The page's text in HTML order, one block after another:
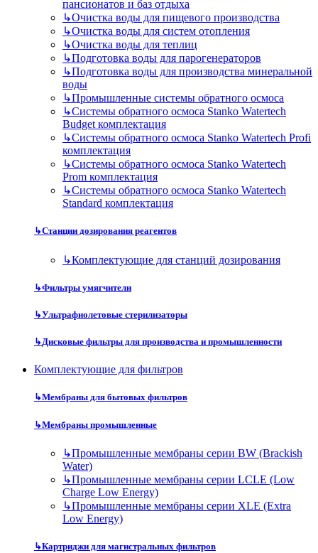
пансионатов и баз отдыха
↳Очистка воды для пищевого производства
↳Очистка воды для систем отопления
↳Очистка воды для теплиц
↳Подготовка воды для парогенераторов
↳Подготовка воды для производства минеральной
воды
↳Промышленные системы обратного осмоса
↳Системы обратного осмоса Stanko Watertech
Budget комплектация
↳Системы обратного осмоса Stanko Watertech Profi
комплектация
↳Системы обратного осмоса Stanko Watertech
Prom комплектация
↳Системы обратного осмоса Stanko Watertech
Standard комплектация
↳Станции дозирования реагентов
↳Комплектующие для станций дозирования
↳Фильтры умягчители
↳Ультрафиолетовые стерилизаторы
↳Дисковые фильтры для производства и промышленности
Комплектующие для фильтров
↳Мембраны для бытовых фильтров
↳Мембраны промышленные
↳Промышленные мембраны серии BW (Brackish
Water)
↳Промышленные мембраны серии LCLE (Low
Charge Low Energy)
↳Промышленные мембраны серии XLE (Extra
Low Energy)
↳Картриджи для магистральных фильтров